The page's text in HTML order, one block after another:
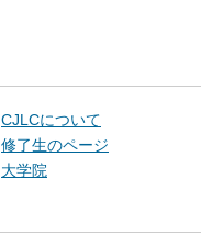
CJLCについて
修了生のページ
大学院